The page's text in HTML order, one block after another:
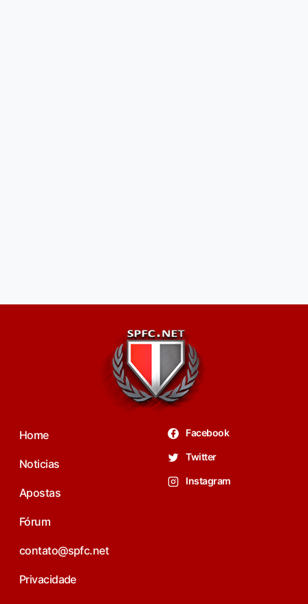
Home
Noticias
Apostas
Fórum
contato@spfc.net
Privacidade
Facebook
Twitter
Instagram